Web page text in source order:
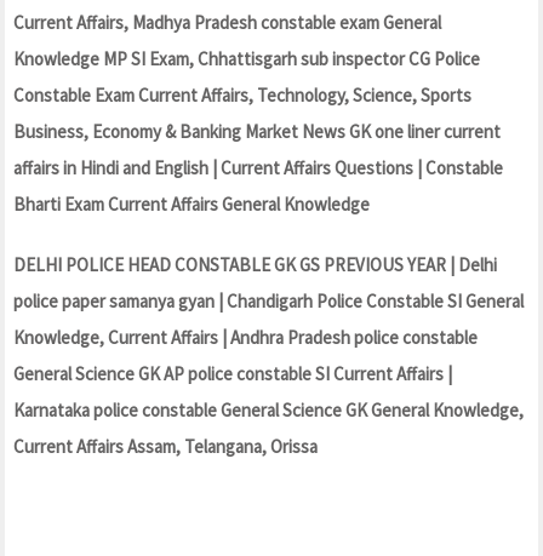
Current Affairs, Madhya Pradesh constable exam General
Knowledge MP SI Exam, Chhattisgarh sub inspector CG Police
Constable Exam Current Affairs, Technology, Science, Sports
Business, Economy & Banking Market News GK one liner current
affairs in Hindi and English | Current Affairs Questions | Constable
Bharti Exam Current Affairs General Knowledge
DELHI POLICE HEAD CONSTABLE GK GS PREVIOUS YEAR | Delhi
police paper samanya gyan | Chandigarh Police Constable SI General
Knowledge, Current Affairs | Andhra Pradesh police constable
General Science GK AP police constable SI Current Affairs |
Karnataka police constable General Science GK General Knowledge,
Current Affairs Assam, Telangana, Orissa